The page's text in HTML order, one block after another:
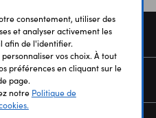
consentement, utiliser des
et analyser activement les
afin de l'identifier.
vos choix. À tout
préférences en cliquant sur le
page.
notre Politique de